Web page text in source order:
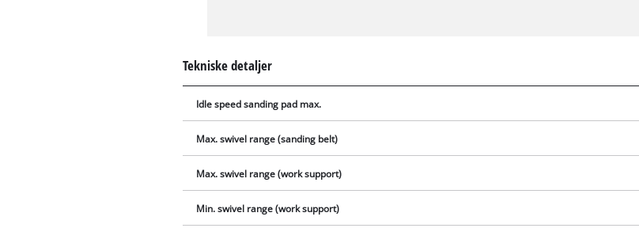
Tekniske detaljer
Idle speed sanding pad max.
Max. swivel range (sanding belt)
Max. swivel range (work support)
Min. swivel range (work support)